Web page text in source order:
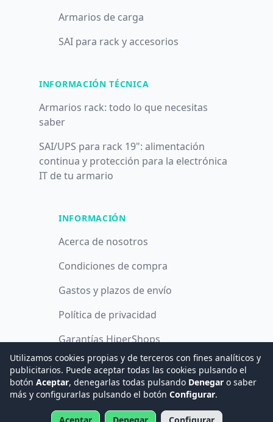
Armarios de carga
SAI para rack y accesorios
INFORMACIÓN TÉCNICA
Armarios rack: todo lo que necesitas
saber
SAI/UPS para rack 19": alimentación
continua y protección para la electrónica
IT de tu armario
INFORMACIÓN
Acerca de nosotros
Condiciones de compra
Gastos y plazos de envío
Política de privacidad
Garantías HiperShops
Política de cookies
© 2008 -2026Hogar Digital e Inmótica Ingenieros, S.L.
Utilizamos cookies propias y de terceros con fines analíticos y
publicitarios. Puede aceptar todas las cookies pulsando el
botón Aceptar, denegarlas todas pulsando Denegar o saber
más y configurarlas pulsando el botón Configurar.